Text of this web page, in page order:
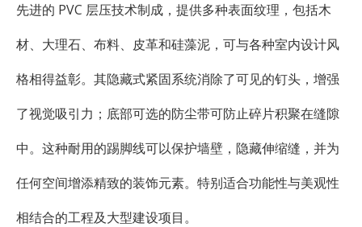
先进的 PVC 层压技术制成，提供多种表面纹理，包括木
材、大理石、布料、皮革和硅藻泥，可与各种室内设计风
格相得益彰。其隐藏式紧固系统消除了可见的钉头，增强
了视觉吸引力；底部可选的防尘带可防止碎片积聚在缝隙
中。这种耐用的踢脚线可以保护墙壁，隐藏伸缩缝，并为
任何空间增添精致的装饰元素。特别适合功能性与美观性
相结合的工程及大型建设项目。